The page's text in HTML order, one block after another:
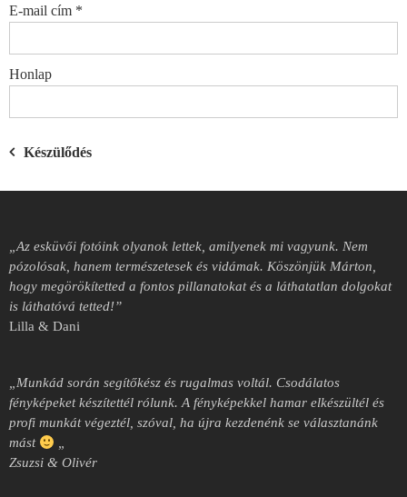
E-mail cím *
Honlap
Bejegyzés
navigáció
Készülődés
„Az esküvői fotóink olyanok lettek, amilyenek mi vagyunk. Nem
pózolósak, hanem természetesek és vidámak. Köszönjük Márton,
hogy megörökítetted a fontos pillanatokat és a láthatatlan dolgokat
is láthatóvá tetted!”
Lilla & Dani
„Munkád során segítőkész és rugalmas voltál. Csodálatos
fényképeket készítettél rólunk. A fényképekkel hamar elkészültél és
profi munkát végeztél, szóval, ha újra kezdenénk se választanánk
mást
Zsuzsi & Olivér